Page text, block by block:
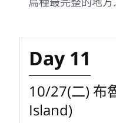
Day 11
10/27(二) 布
Island)